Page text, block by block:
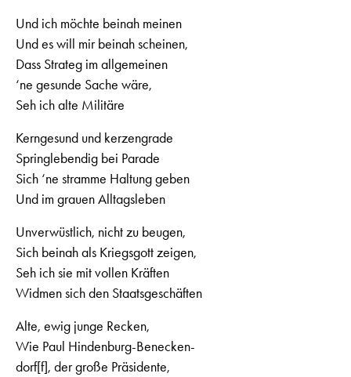
Und ich möchte beinah meinen
Und es will mir beinah scheinen,
Dass Strateg im allgemeinen
‘ne gesunde Sache wäre,
Seh ich alte Militäre
Kerngesund und kerzengrade
Springlebendig bei Parade
Sich ‘ne stramme Haltung geben
Und im grauen Alltagsleben
Unverwüstlich, nicht zu beugen,
Sich beinah als Kriegsgott zeigen,
Seh ich sie mit vollen Kräften
Widmen sich den Staatsgeschäften
Alte, ewig junge Recken,
Wie Paul Hindenburg-Benecken-
dorf[f], der große Präsidente,